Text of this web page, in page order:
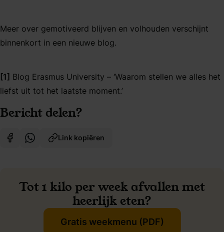
Meer over gemotiveerd blijven en volhouden verschijnt
binnenkort in een nieuwe blog.
[1] Blog Erasmus University – ‘Waarom stellen we alles het
liefst uit tot het laatste moment.’
Bericht delen?
Link kopiëren
Tot 1 kilo per week afvallen met
heerlijk eten?
Gratis weekmenu (PDF)